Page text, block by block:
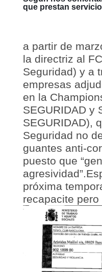
que prestan
a partir de
la directriz al
Seguridad) y a
empresas
en la
SEGURIDAD y
SEGURIDAD),
Seguridad no
guantes anti-
puesto que
próxima
recapacite